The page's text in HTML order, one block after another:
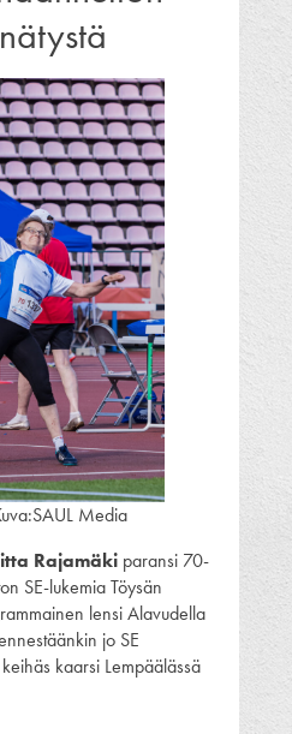
Media
Rajamäki paransi 70-
SE-lukemia Töysän
lensi Alavudella
jo SE
kaarsi Lempäälässä